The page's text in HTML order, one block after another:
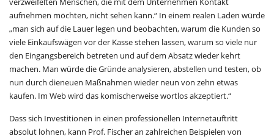
aufnehmen möchten, nicht sehen kann.“ In einem realen Laden würde
„man sich auf die Lauer legen und beobachten, warum die Kunden so
viele Einkaufswägen vor der Kasse stehen lassen, warum so viele nur
den Eingangsbereich betreten und auf dem Absatz wieder kehrt
machen. Man würde die Gründe analysieren, abstellen und testen, ob
nun durch dieneuen Maßnahmen wieder neun von zehn etwas
kaufen. Im Web wird das komischerweise wortlos akzeptiert.“
Dass sich Investitionen in einen professionellen Internetauftritt
absolut lohnen, kann Prof. Fischer an zahlreichen Beispielen von